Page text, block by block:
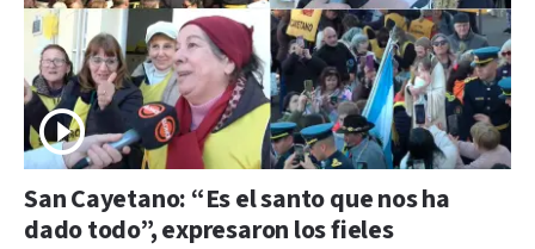
San Cayetano: “Es el santo que nos ha
dado todo”, expresaron los fieles